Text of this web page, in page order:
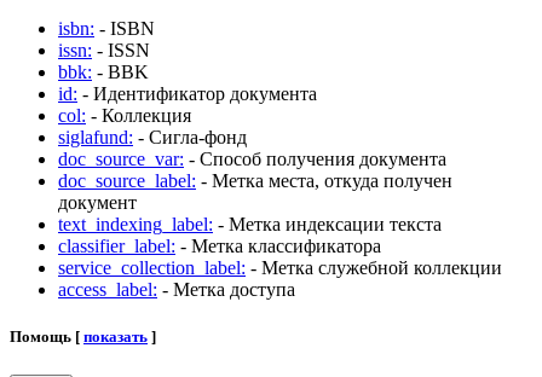
isbn: - ISBN
issn: - ISSN
bbk: - BBK
id: - Идентификатор документа
col: - Коллекция
siglafund: - Сигла-фонд
doc_source_var: - Способ получения документа
doc_source_label: - Метка места, откуда получен
документ
text_indexing_label: - Метка индексации текста
classifier_label: - Метка классификатора
service_collection_label: - Метка служебной коллекции
access_label: - Метка доступа
Помощь [ показать ]